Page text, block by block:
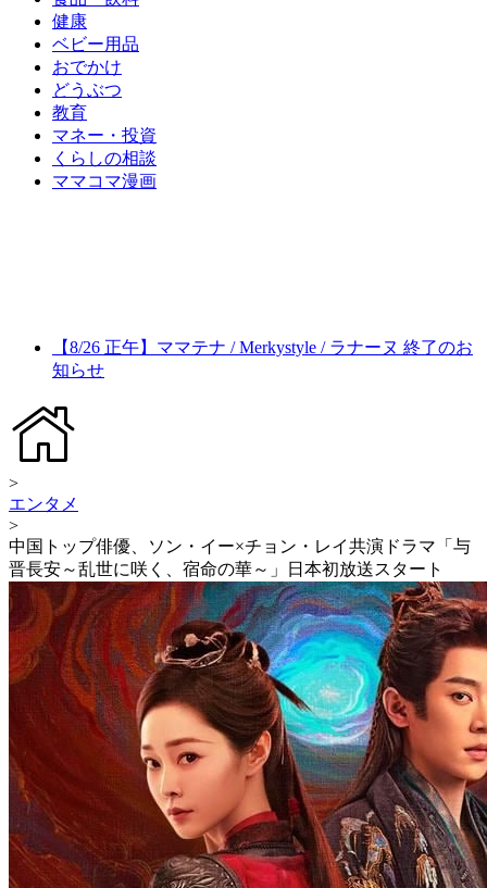
健康
ベビー用品
おでかけ
どうぶつ
教育
マネー・投資
くらしの相談
ママコマ漫画
【8/26 正午】ママテナ / Merkystyle / ラナーヌ 終了のお
知らせ
>
エンタメ
>
中国トップ俳優、ソン・イー×チョン・レイ共演ドラマ「与
晋長安～乱世に咲く、宿命の華～」日本初放送スタート